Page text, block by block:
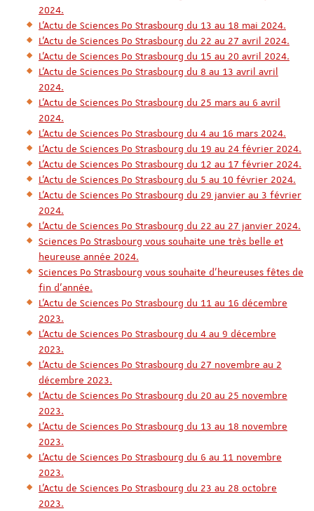
2024.
L'Actu de Sciences Po Strasbourg du 13 au 18 mai 2024.
L'Actu de Sciences Po Strasbourg du 22 au 27 avril 2024.
L'Actu de Sciences Po Strasbourg du 15 au 20 avril 2024.
L'Actu de Sciences Po Strasbourg du 8 au 13 avril avril
2024.
L'Actu de Sciences Po Strasbourg du 25 mars au 6 avril
2024.
L'Actu de Sciences Po Strasbourg du 4 au 16 mars 2024.
L'Actu de Sciences Po Strasbourg du 19 au 24 février 2024.
L'Actu de Sciences Po Strasbourg du 12 au 17 février 2024.
L'Actu de Sciences Po Strasbourg du 5 au 10 février 2024.
L'Actu de Sciences Po Strasbourg du 29 janvier au 3 février
2024.
L'Actu de Sciences Po Strasbourg du 22 au 27 janvier 2024.
Sciences Po Strasbourg vous souhaite une très belle et
heureuse année 2024.
Sciences Po Strasbourg vous souhaite d'heureuses fêtes de
fin d'année.
L'Actu de Sciences Po Strasbourg du 11 au 16 décembre
2023.
L'Actu de Sciences Po Strasbourg du 4 au 9 décembre
2023.
L'Actu de Sciences Po Strasbourg du 27 novembre au 2
décembre 2023.
L'Actu de Sciences Po Strasbourg du 20 au 25 novembre
2023.
L'Actu de Sciences Po Strasbourg du 13 au 18 novembre
2023.
L'Actu de Sciences Po Strasbourg du 6 au 11 novembre
2023.
L'Actu de Sciences Po Strasbourg du 23 au 28 octobre
2023.